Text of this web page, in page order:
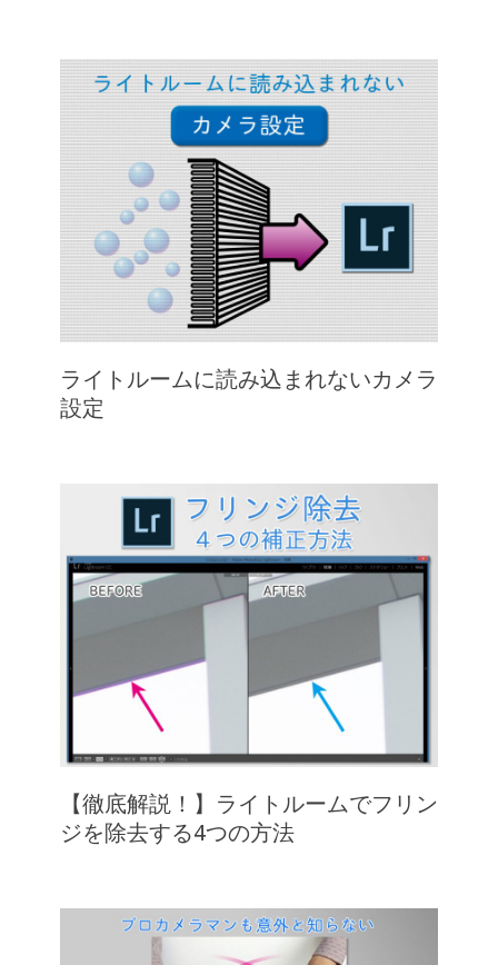
ライトルームに読み込まれないカメラ
設定
【徹底解説！】ライトルームでフリン
ジを除去する4つの方法